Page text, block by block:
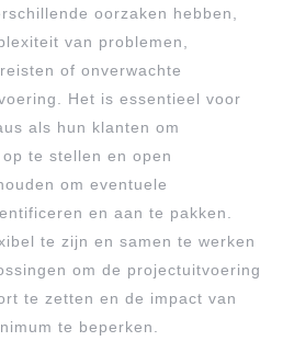
oorzaken hebben,
van problemen,
of onverwachte
Het is essentieel voor
als hun klanten om
te stellen en open
om eventuele
en aan te pakken.
te zijn en samen te werken
om de projectuitvoering
te zetten en de impact van
te beperken.